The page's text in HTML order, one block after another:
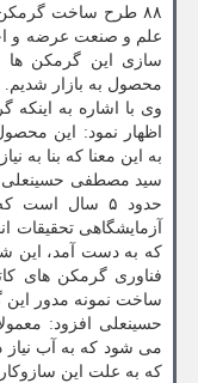
۸۸ طرح ساخت گرمکن
علم و صنعت عرضه و
سازی این گرمکن ها
محصول به بازار شدیم.
وی با اشاره به اینکه
اظهار نمود: این
به این معنا که بنا به
سید مصطفی حسینعلی،
حدود ۵ سال
آزمایشگاهی تحقیقات
که به دست آمد، این
فناوری گرمکن های
ساخت نمونه مدور
حسینعلی افزود:
می شود که به آب
که به علت این